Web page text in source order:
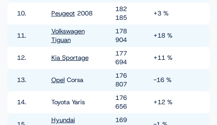
10. Peugeot2008
182
185
+3 %
11.
Volkswagen
Tiguan
178
904
+18 %
12. Kia Sportage
177
694
+11 %
13. Opel Corsa
176
807
-16 %
14. Toyota Yaris
176
656
+12 %
Hyundai
169